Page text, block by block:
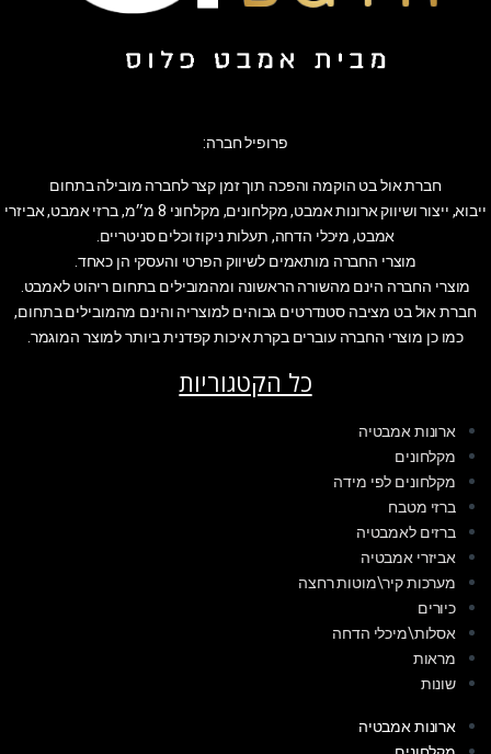
פרופיל חברה:
חברת אול בט הוקמה והפכה תוך זמן קצר לחברה מובילה בתחום
ייבוא, ייצור ושיווק ארונות אמבט, מקלחונים, מקלחוני 8 מ״מ, ברזי אמבט, אביזרי
אמבט, מיכלי הדחה, תעלות ניקוז וכלים סניטריים.
מוצרי החברה מותאמים לשיווק הפרטי והעסקי הן כאחד.
מוצרי החברה הינם מהשורה הראשונה ומהמובילים בתחום ריהוט לאמבט.
חברת אול בט מציבה סטנדרטים גבוהים למוצריה והינם מהמובילים בתחום,
כמו כן מוצרי החברה עוברים בקרת איכות קפדנית ביותר למוצר המוגמר.
כל הקטגוריות
ארונות אמבטיה
מקלחונים
מקלחונים לפי מידה
ברזי מטבח
ברזים לאמבטיה
אביזרי אמבטיה
מערכות קיר\מוטות רחצה
כיורים
אסלות\מיכלי הדחה
מראות
שונות
ארונות אמבטיה